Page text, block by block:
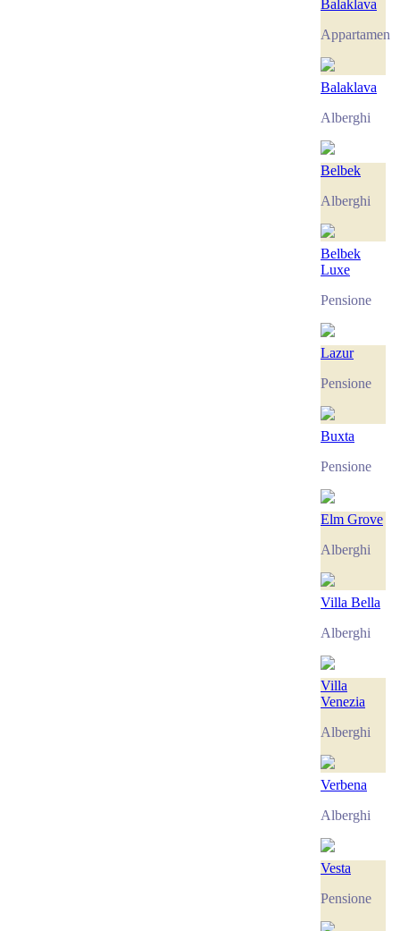
Balaklava
Appartamento
Balaklava
Alberghi
Belbek
Alberghi
Belbek
Luxe
Pensione
Lazur
Pensione
Buxta
Pensione
Elm Grove
Alberghi
Villa Bella
Alberghi
Villa
Venezia
Alberghi
Verbena
Alberghi
Vesta
Pensione